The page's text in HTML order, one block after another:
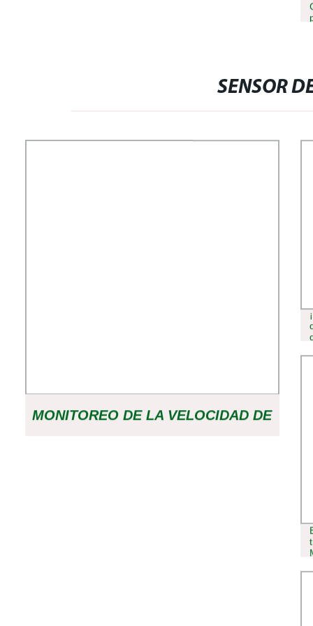
SENSOR
MONITOREO DE LA VELOCIDAD DE